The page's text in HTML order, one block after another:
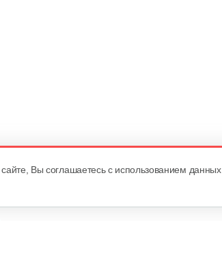
Вы соглашаетесь с использованием данных